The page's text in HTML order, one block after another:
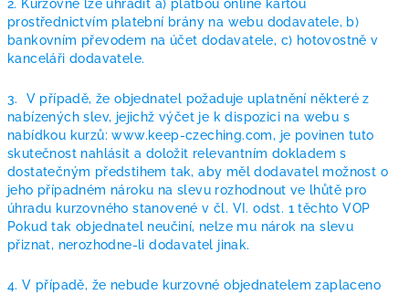
2. Kurzovné lze uhradit a) platbou online kartou
prostřednictvím platební brány na webu dodavatele, b)
bankovním převodem na účet dodavatele, c) hotovostně v
kanceláři dodavatele.
3.
V případě, že objednatel požaduje uplatnění některé z
nabízených slev, jejichž výčet je k dispozici na webu s
nabídkou kurzů: www.keep-czeching.com, je povinen tuto
skutečnost nahlásit a doložit relevantním dokladem s
dostatečným předstihem tak, aby měl dodavatel možnost o
jeho případném nároku na slevu rozhodnout ve lhůtě pro
úhradu kurzovného stanovené v čl. VI. odst. 1 těchto VOP
Pokud tak objednatel neučiní, nelze mu nárok na slevu
přiznat, nerozhodne-li dodavatel jinak.
4. V případě, že nebude kurzovné objednatelem zaplaceno